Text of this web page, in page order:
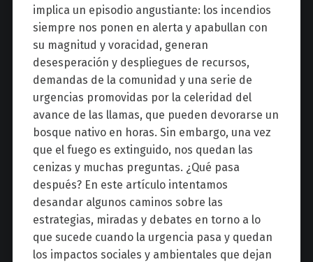
implica un episodio angustiante: los incendios
siempre nos ponen en alerta y apabullan con
su magnitud y voracidad, generan
desesperación y despliegues de recursos,
demandas de la comunidad y una serie de
urgencias promovidas por la celeridad del
avance de las llamas, que pueden devorarse un
bosque nativo en horas. Sin embargo, una vez
que el fuego es extinguido, nos quedan las
cenizas y muchas preguntas. ¿Qué pasa
después? En este artículo intentamos
desandar algunos caminos sobre las
estrategias, miradas y debates en torno a lo
que sucede cuando la urgencia pasa y quedan
los impactos sociales y ambientales que dejan